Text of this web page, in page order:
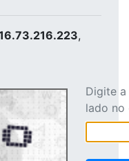
,
Digite
lado no